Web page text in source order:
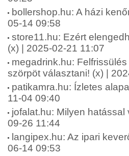
bollershop.hu: A házi
05-14 09:58
store11.hu: Ezért
(x) | 2025-02-21 11:07
megadrink.hu:
szörpöt választani! (x) |
patikamra.hu: Ízletes
11-04 09:40
jofalat.hu: Milyen
09-26 11:44
langipex.hu: Az ipari
06-14 09:53